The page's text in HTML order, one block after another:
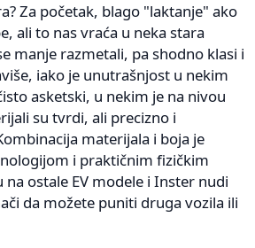
Za početak, blago "laktanje" ako
ali to nas vraća u neka stara
manje razmetali, pa shodno klasi i
iako je unutrašnjost u nekim
asketski, u nekim je na nivou
su tvrdi, ali precizno i
materijala i boja je
i praktičnim fizičkim
ostale EV modele i Inster nudi
da možete puniti druga vozila ili